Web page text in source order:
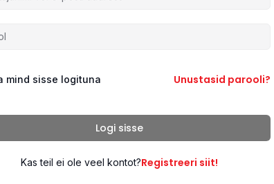
mind sisse logituna Unustasid parooli?
Logi sisse
Kas teil ei ole veel kontot?Registreeri siit!